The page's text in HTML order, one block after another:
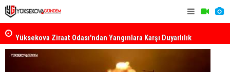
Yüksekova Ziraat Odası'ndan Yangınlara Karşı Duyarlılık
Çağrısı